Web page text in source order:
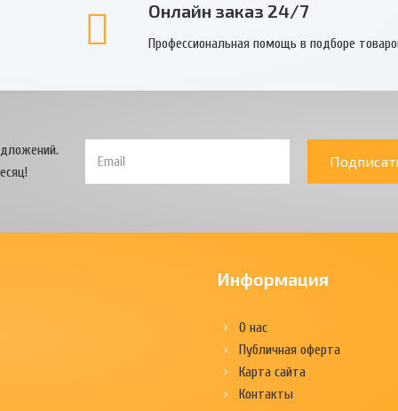
Онлайн заказ 24/7
Профессиональная помощь в подборе
Информация
О нас
Публичная оферта
Карта сайта
Контакты